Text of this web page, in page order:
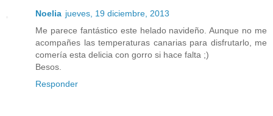
Noelia jueves, 19 diciembre, 2013
Me parece fantástico este helado navideño. Aunque no me
acompañes las temperaturas canarias para disfrutarlo, me
comería esta delicia con gorro si hace falta ;)
Besos.
Responder